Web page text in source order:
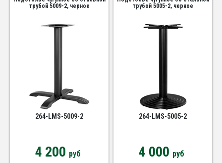
трубой 5009-2, черное
264-LMS-5009-2
4 200 руб
трубой 5005-2, черное
264-LMS-5005-2
4 000 руб